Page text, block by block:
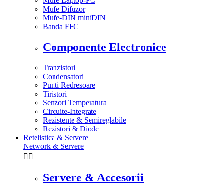
Mufe Difuzor
Mufe-DIN miniDIN
Banda FFC
Componente Electronice
Tranzistori
Condensatori
Punti Redresoare
Tiristori
Senzori Temperatura
Circuite-Integrate
Rezistente & Semireglabile
Rezistori & Diode
Retelistica & Servere
Network & Servere
 
Servere & Accesorii